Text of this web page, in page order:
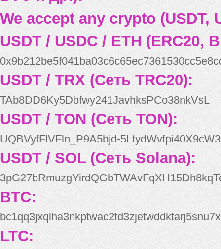
We accept any crypto (USDT,
USDT / USDC / ETH (ERC20,
USDT / TRX (Сеть TRC20):
TAb8DD6Ky5Dbfwy241JavhksPCo38nkVsL
USDT / TON (Сеть TON):
UQBVyfFlVFln_P9A5bjd-
USDT / SOL (Сеть Solana):
BTC:
bc1qq3jxqlha3nkptwac2fd3zjetwddktarj5snu7x
LTC: